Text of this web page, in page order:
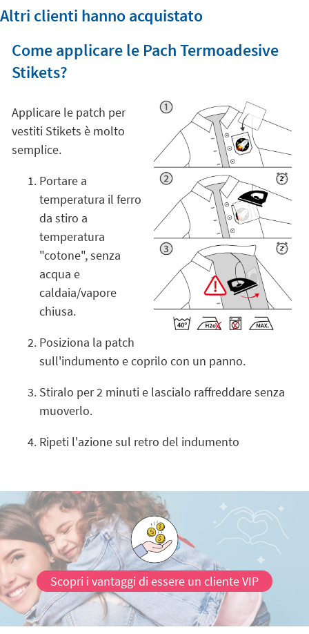
Altri clienti hanno acquistato
Come applicare le Pach Termoadesive
Stikets?
Applicare le patch per
vestiti Stikets è molto
semplice.
Portare a
temperatura il ferro
da stiro a
temperatura
"cotone", senza
acqua e
caldaia/vapore
chiusa.
Posiziona la patch
sull'indumento e coprilo con un panno.
Stiralo per 2 minuti e lascialo raffreddare senza
muoverlo.
Ripeti l'azione sul retro del indumento
Scopri i vantaggi di essere un cliente VIP